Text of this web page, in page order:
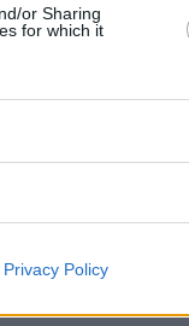
or Sharing
for which it
Privacy Policy
ή να
σε
πλησιέστερη
την
ενώ
ραντεβού και